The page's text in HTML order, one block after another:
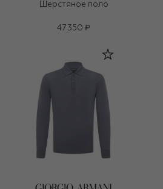
Шерстяное поло
47 350 ₽